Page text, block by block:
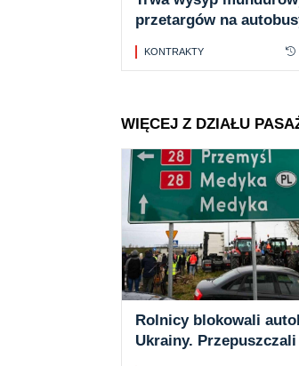
przetargów na
Pile
KONTRAKTY
WIĘCEJ Z DZIAŁU
Rolnicy blokowali
Ukrainy.